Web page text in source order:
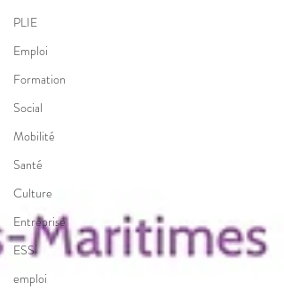
PLIE
Emploi
Formation
Social
Mobilité
Santé
Culture
Entreprise
ESS
emploi